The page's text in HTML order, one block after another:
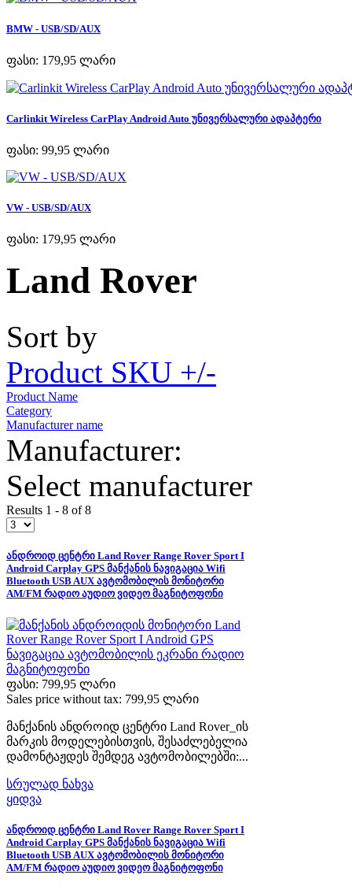
BMW - USB/SD/AUX
ფასი: 179,95 ლარი
Carlinkit Wireless CarPlay Android Auto უნივერსალური ადაპტერი
ფასი: 99,95 ლარი
VW - USB/SD/AUX
ფასი: 179,95 ლარი
Land Rover
Sort by
Product SKU +/-
Product Name
Category
Manufacturer name
Manufacturer:
Select manufacturer
Results 1 - 8 of 8
ანდროიდ ცენტრი Land Rover Range Rover Sport I
Android Carplay GPS მანქანის ნავიგაცია Wifi
Bluetooth USB AUX ავტომობილის მონიტორი
AM/FM რადიო აუდიო ვიდეო მაგნიტოფონი
ფასი: 799,95 ლარი
Sales price without tax: 799,95 ლარი
მანქანის ანდროიდ ცენტრი Land Rover_ის
მარკის მოდელებისთვის, შესაძლებელია
დამონტაჟდეს შემდეგ ავტომობილებში:...
სრულად ნახვა
ყიდვა
ანდროიდ ცენტრი Land Rover Range Rover Sport I
Android Carplay GPS მანქანის ნავიგაცია Wifi
Bluetooth USB AUX ავტომობილის მონიტორი
AM/FM რადიო აუდიო ვიდეო მაგნიტოფონი